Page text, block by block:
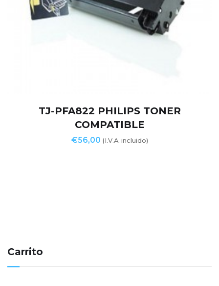
TJ-PFA822 PHILIPS TONER
COMPATIBLE
€56,00 (I.V.A. incluido)
Carrito